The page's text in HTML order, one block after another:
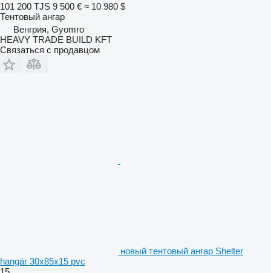
101 200 TJS 9 500 € ≈ 10 980 $
Тентовый ангар
Венгрия, Gyomro
HEAVY TRADE BUILD KFT
Связаться с продавцом
новый тентовый ангар Shelter
hangár 30x85x15 pvc